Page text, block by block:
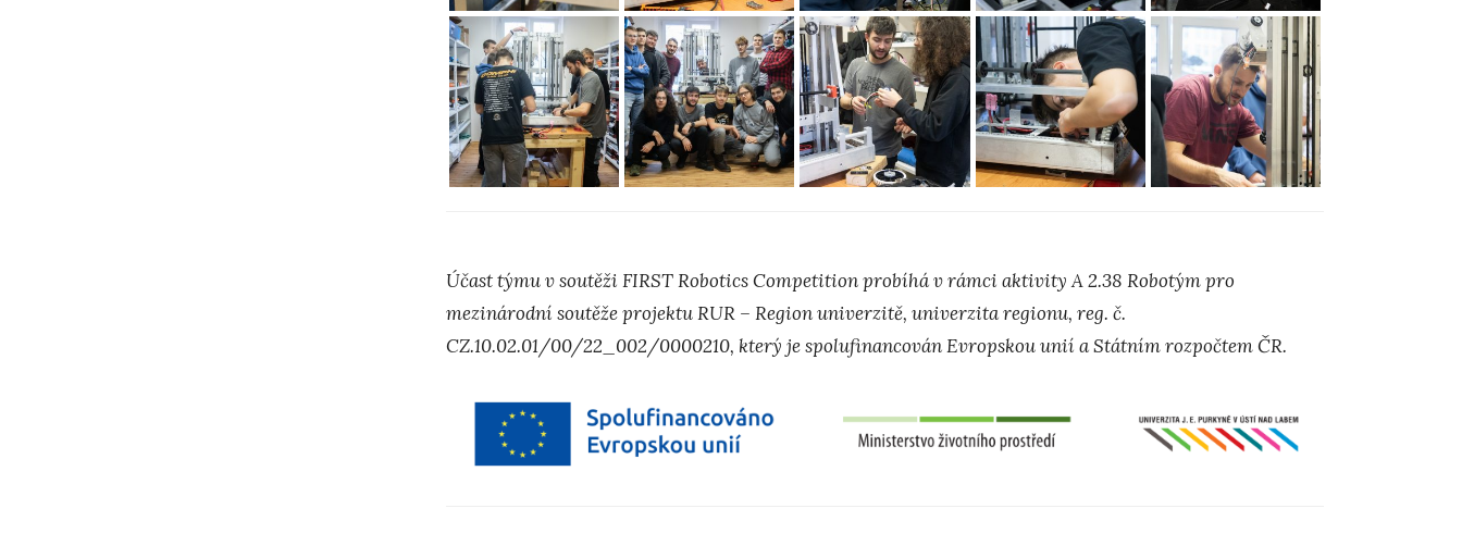
Účast týmu v soutěži FIRST Robotics Competition probíhá v rámci aktivity A 2.38 Robotým pro
mezinárodní soutěže projektu RUR – Region univerzitě, univerzita regionu, reg. č.
CZ.10.02.01/00/22_002/0000210, který je spolufinancován Evropskou unií a Státním rozpočtem ČR.